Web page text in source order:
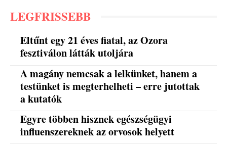
LEGFRISSEBB
Eltűnt egy 21 éves fiatal, az Ozora
fesztiválon látták utoljára
A magány nemcsak a lelkünket, hanem a
testünket is megterhelheti – erre jutottak
a kutatók
Egyre többen hisznek egészségügyi
influenszereknek az orvosok helyett